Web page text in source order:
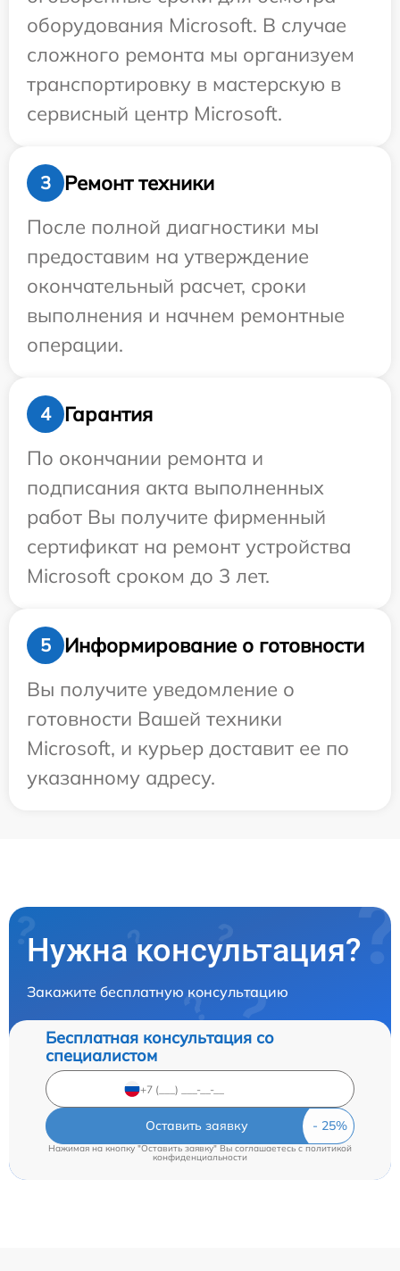
оборудования Microsoft. В случае
сложного ремонта мы организуем
транспортировку в мастерскую в
сервисный центр Microsoft.
3
Ремонт техники
После полной диагностики мы
предоставим на утверждение
окончательный расчет, сроки
выполнения и начнем ремонтные
операции.
4
Гарантия
По окончании ремонта и
подписания акта выполненных
работ Вы получите фирменный
сертификат на ремонт устройства
Microsoft сроком до 3 лет.
5
Информирование о готовности
Вы получите уведомление о
готовности Вашей техники
Microsoft, и курьер доставит ее по
указанному адресу.
Нужна консультация?
Закажите бесплатную консультацию
Бесплатная консультация со
специалистом
Оставить заявку
Нажимая на кнопку "Оставить заявку" Вы соглашаетесь c политикой
конфиденциальности